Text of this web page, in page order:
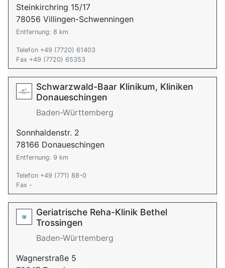
Steinkirchring 15/17
78056 Villingen-Schwenningen
Entfernung: 8 km
Telefon +49 (7720) 61403
Fax +49 (7720) 65353
Schwarzwald-Baar Klinikum, Kliniken
Donaueschingen
Baden-Württemberg
Sonnhaldenstr. 2
78166 Donaueschingen
Entfernung: 9 km
Telefon +49 (771) 88-0
Fax -
Geriatrische Reha-Klinik Bethel
Trossingen
Baden-Württemberg
Wagnerstraße 5